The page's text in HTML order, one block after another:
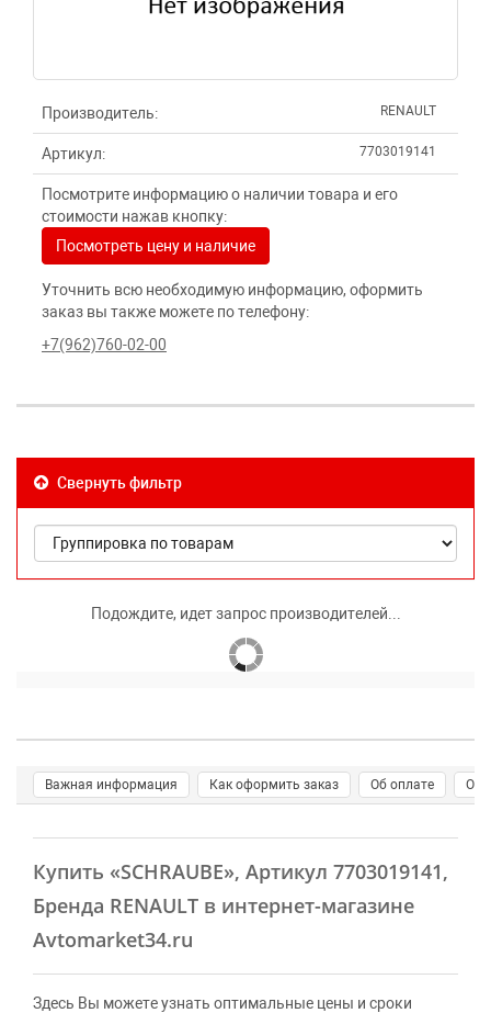
Производитель: RENAULT
Артикул: 7703019141
Посмотрите информацию о наличии товара и его
стоимости нажав кнопку:
Посмотреть цену и наличие
Уточнить всю необходимую информацию, оформить
заказ вы также можете по телефону:
+7(962)760-02-00
Свернуть фильтр
Подождите, идет запрос производителей...
Важная информация Как оформить заказ Об оплате О
Купить «SCHRAUBE», Артикул 7703019141,
Бренда RENAULT в интернет-магазине
Avtomarket34.ru
Здесь Вы можете узнать оптимальные цены и сроки